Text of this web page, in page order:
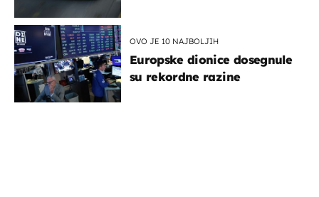
OVO JE 10 NAJBOLJIH
Europske dionice dosegnule
su rekordne razine